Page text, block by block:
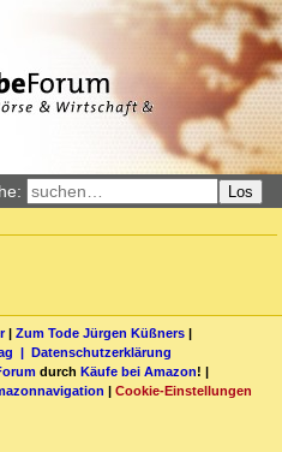
Los
| Zum Tode Jürgen Küßners |
| Datenschutzerklärung
durch Käufe bei Amazon! |
| Cookie-Einstellungen